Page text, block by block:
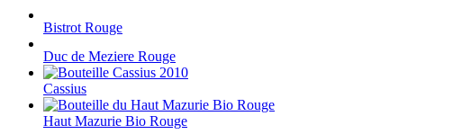
Bistrot Rouge
Duc de Meziere Rouge
Cassius
Haut Mazurie Bio Rouge